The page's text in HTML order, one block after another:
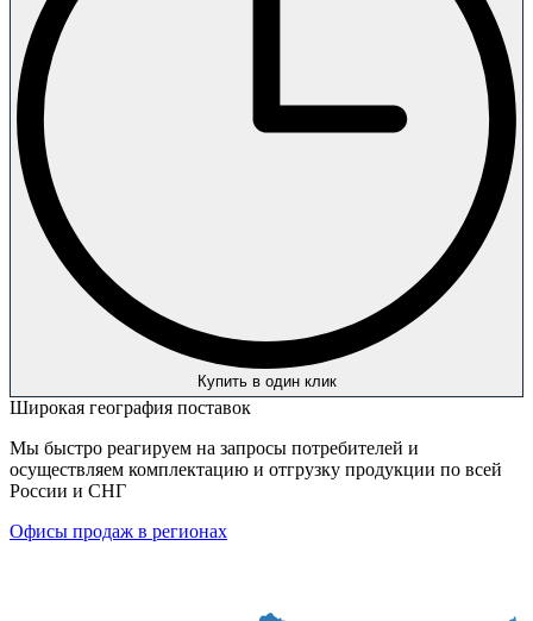
Купить в один клик
Широкая география поставок
Мы быстро реагируем на запросы потребителей и
осуществляем комплектацию и отгрузку продукции по всей
России и СНГ
Офисы продаж в регионах